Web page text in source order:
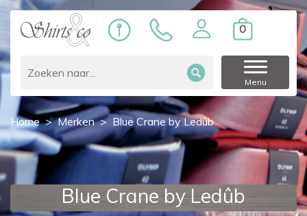
0
Menu
Home Merken Blue Crane by Ledûb
Blue Crane by Ledûb